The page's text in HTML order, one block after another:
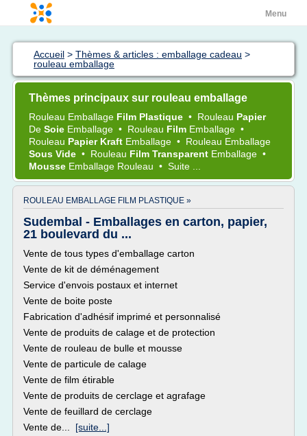
Menu
Accueil > Thèmes & articles : emballage cadeau >
rouleau emballage
Thèmes principaux sur rouleau emballage
Rouleau Emballage Film Plastique • Rouleau Papier
De Soie Emballage • Rouleau Film Emballage •
Rouleau Papier Kraft Emballage • Rouleau Emballage
Sous Vide • Rouleau Film Transparent Emballage •
Mousse Emballage Rouleau • Suite ...
ROULEAU EMBALLAGE FILM PLASTIQUE »
Sudembal - Emballages en carton, papier,
21 boulevard du ...
Vente de tous types d'emballage carton
Vente de kit de déménagement
Service d'envois postaux et internet
Vente de boite poste
Fabrication d'adhésif imprimé et personnalisé
Vente de produits de calage et de protection
Vente de rouleau de bulle et mousse
Vente de particule de calage
Vente de film étirable
Vente de produits de cerclage et agrafage
Vente de feuillard de cerclage
Vente de... [suite...]